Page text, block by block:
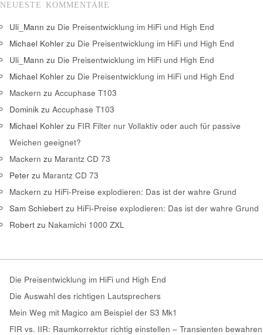
NEUESTE KOMMENTARE
Uli_Mann zu Die Preisentwicklung im HiFi und High End
Michael Kohler zu Die Preisentwicklung im HiFi und High End
Uli_Mann zu Die Preisentwicklung im HiFi und High End
Michael Kohler zu Die Preisentwicklung im HiFi und High End
Mackern zu Accuphase T103
Dominik zu Accuphase T103
Michael Kohler zu FIR Filter nur Vollaktiv oder auch für passive
Weichen geeignet?
Mackern zu Marantz CD 73
Peter zu Marantz CD 73
Mackern zu HiFi-Preise explodieren: Das ist der wahre Grund
Sam Schiebert zu HiFi-Preise explodieren: Das ist der wahre Grund
Robert zu Nakamichi 1000 ZXL
Die Preisentwicklung im HiFi und High End
Die Auswahl des richtigen Lautsprechers
Mein Weg mit Magico am Beispiel der S3 Mk1
FIR vs. IIR: Raumkorrektur richtig einstellen – Transienten bewahren